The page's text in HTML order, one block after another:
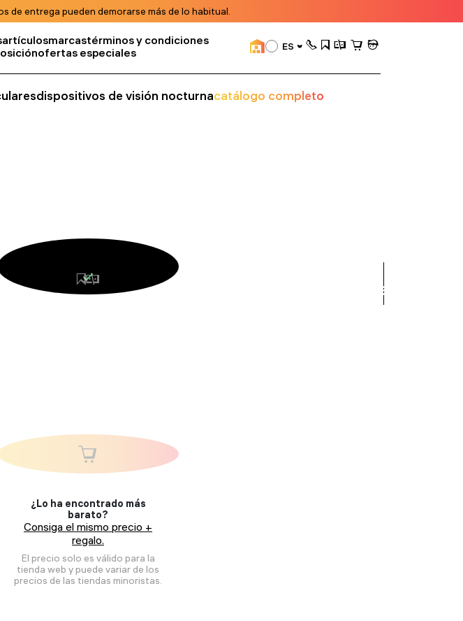
de entrega pueden demorarse más de lo habitual.
artículosmarcastérminos y condiciones
ofertas especiales ES
dispositivos de visión nocturnacatálogo completo
ver
todos
¿Lo ha encontrado más
barato?
Consiga el mismo precio +
regalo.
El precio solo es válido para la
tienda web y puede variar de los
precios de las tiendas minoristas.